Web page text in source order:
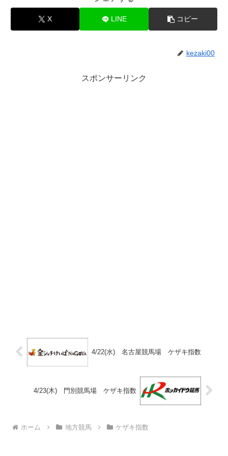
X LINE コピー
kezaki00
スポンサーリンク
4/22(水) 名古屋競馬場 ケザキ指数
4/23(木) 門別競馬場 ケザキ指数
ホーム 地方競馬 ケザキ指数